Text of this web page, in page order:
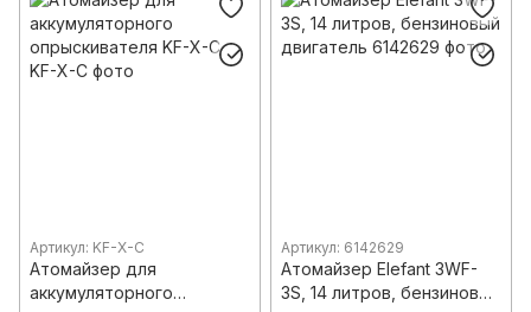
Артикул: KF-X-C
Атомайзер для
аккумуляторного
Артикул: 6142629
Атомайзер Elefant 3WF-
3S, 14 литров, бензиновый